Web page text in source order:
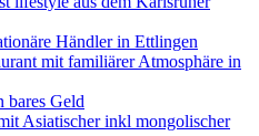
Händler in Ettlingen
mit familiärer Atmosphäre in
bares Geld
Asiatischer inkl mongolischer